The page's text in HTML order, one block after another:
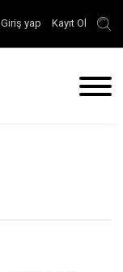
Giriş yap Kayıt Ol